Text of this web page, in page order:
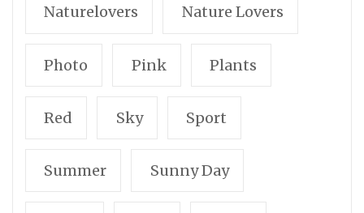
Naturelovers Nature Lovers
Photo Pink Plants
Red Sky Sport
Summer Sunny Day